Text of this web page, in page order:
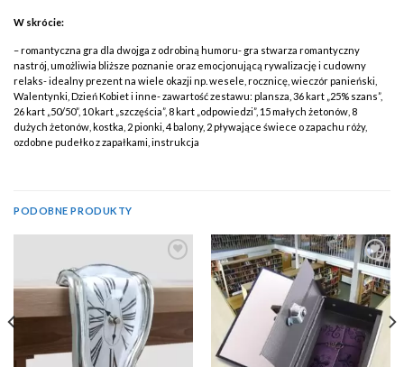
W skrócie:
– romantyczna gra dla dwojga z odrobiną humoru- gra stwarza romantyczny
nastrój, umożliwia bliższe poznanie oraz emocjonującą rywalizację i cudowny
relaks- idealny prezent na wiele okazji np. wesele, rocznicę, wieczór panieński,
Walentynki, Dzień Kobiet i inne- zawartość zestawu: plansza, 36 kart „25% szans”,
26 kart „50/50”, 10 kart „szczęścia”, 8 kart „odpowiedzi”, 15 małych żetonów, 8
dużych żetonów, kostka, 2 pionki, 4 balony, 2 pływające świece o zapachu róży,
ozdobne pudełko z zapałkami, instrukcja
PODOBNE PRODUKTY
Add to
Wishlist